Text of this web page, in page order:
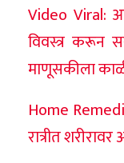
Video Viral:
विवस्त्र करून
माणूसकीला
Home
रात्रीत